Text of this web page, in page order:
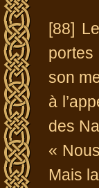
[88]
son
à
des
«
Mais